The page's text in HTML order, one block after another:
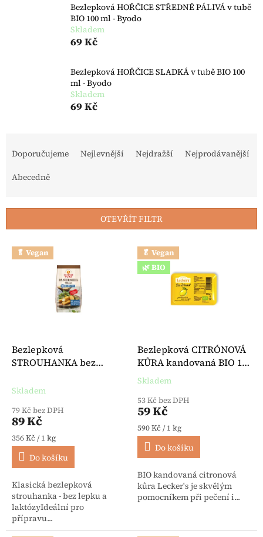
Bezlepková HOŘČICE STŘEDNĚ PÁLIVÁ v tubě
BIO 100 ml - Byodo
Skladem
69 Kč
Bezlepková HOŘČICE SLADKÁ v tubě BIO 100
ml - Byodo
Skladem
69 Kč
Doporučujeme Nejlevnější Nejdražší
Nejprodávanější
Abecedně
OTEVŘÍT FILTR
Výpis produktů
🥬 Vegan
Bezlepková
STROUHANKA bez
g - Hammermühle
Skladem
79 Kč bez DPH
89 Kč
Měrná cena:
356 Kč / 1 kg
Do košíku
Klasická bezlepková
strouhanka - bez lepku a
laktózyIdeální pro
přípravu...
🥬 Vegan
🌿 BIO
Bezlepková CITRÓNOVÁ
KŮRA kandovaná BIO 100
g - Lecker's
Průměrné hodnocení produktu
Skladem
53 Kč bez DPH
59 Kč
Měrná cena:
590 Kč / 1 kg
Do košíku
BIO kandovaná citronová
kůra Lecker's je skvělým
pomocníkem při pečení i...